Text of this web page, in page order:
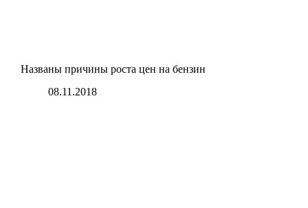
Названы причины роста цен на бензин
08.11.2018